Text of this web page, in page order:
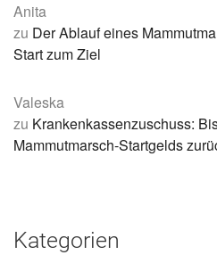
Anita
zu Der Ablauf eines
Start zum Ziel
Valeska
zu Krankenkassenzuschuss:
Mammutmarsch-Startgelds
Kategorien